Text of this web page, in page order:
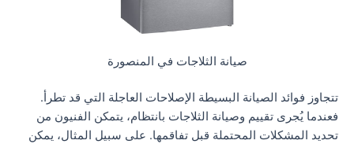
صيانة الثلاجات في المنصورة
تتجاوز فوائد الصيانة البسيطة الإصلاحات العاجلة التي قد تطرأ.
فعندما يُجرى تقييم وصيانة الثلاجات بانتظام، يتمكن الفنيون من
تحديد المشكلات المحتملة قبل تفاقمها. على سبيل المثال، يمكن